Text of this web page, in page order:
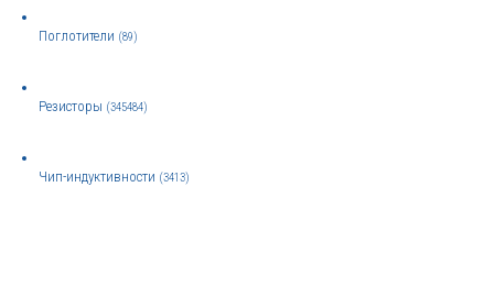
Поглотители (89)
Резисторы (345484)
Чип-индуктивности (3413)